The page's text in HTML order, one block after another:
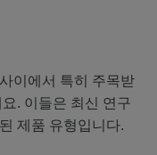
이에서 특히 주목받
. 이들은 최신 연구
제품 유형입니다.